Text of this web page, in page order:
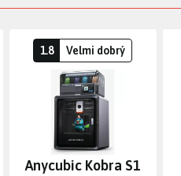
1.8 Velmi dobrý
Anycubic Kobra S1